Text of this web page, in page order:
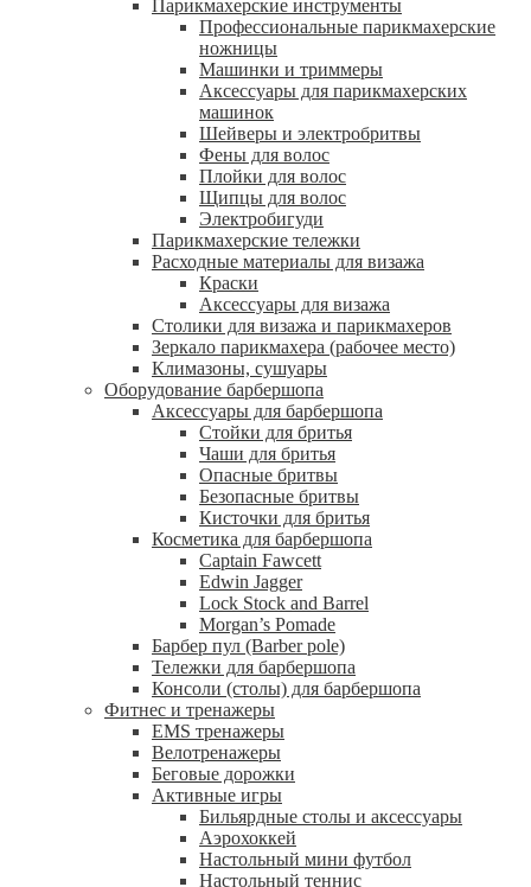
Парикмахерские инструменты
Профессиональные парикмахерские
ножницы
Машинки и триммеры
Аксессуары для парикмахерских
машинок
Шейверы и электробритвы
Фены для волос
Плойки для волос
Щипцы для волос
Электробигуди
Парикмахерские тележки
Расходные материалы для визажа
Краски
Аксессуары для визажа
Столики для визажа и парикмахеров
Зеркало парикмахера (рабочее место)
Климазоны, сушуары
Оборудование барбершопа
Аксессуары для барбершопа
Стойки для бритья
Чаши для бритья
Опасные бритвы
Безопасные бритвы
Кисточки для бритья
Косметика для барбершопа
Captain Fawcett
Edwin Jagger
Lock Stock and Barrel
Morgan’s Pomade
Барбер пул (Barber pole)
Тележки для барбершопа
Консоли (столы) для барбершопа
Фитнес и тренажеры
EMS тренажеры
Велотренажеры
Беговые дорожки
Активные игры
Бильярдные столы и аксессуары
Аэрохоккей
Настольный мини футбол
Настольный теннис